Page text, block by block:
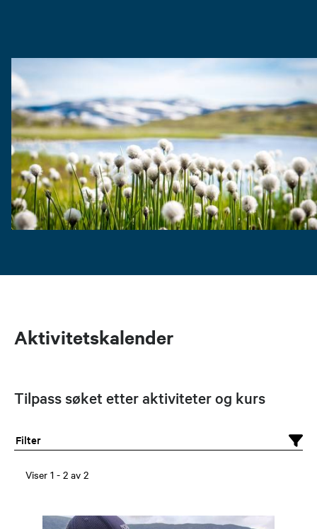
Aktivitetskalender
Tilpass søket etter aktiviteter og kurs
Filter
Viser 1 - 2 av 2